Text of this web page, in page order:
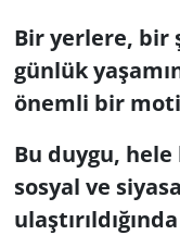
Bir yerlere, bir
günlük
önemli bir
Bu duygu,
sosyal ve